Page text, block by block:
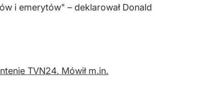
i emerytów" – deklarował Donald
TVN24. Mówił m.in.